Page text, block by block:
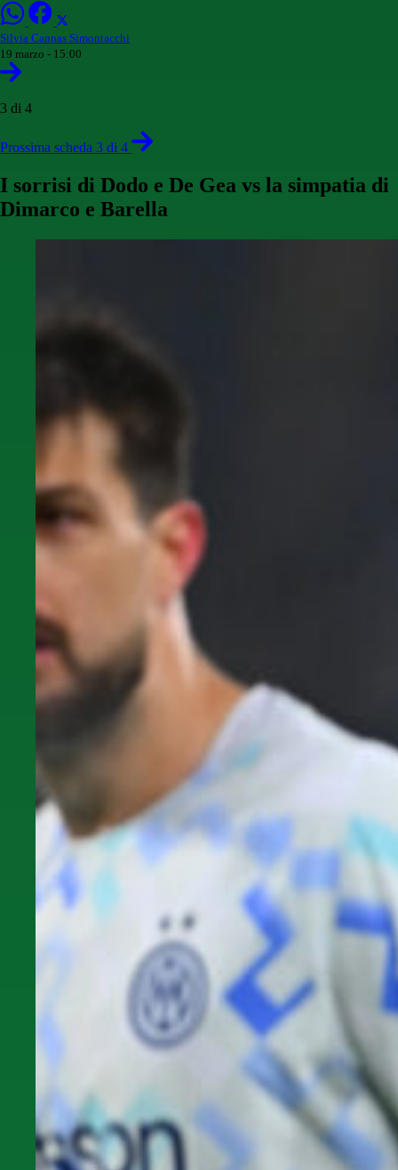
Silvia Cannas Simontacchi
19 marzo - 15:00
3 di 4
Prossima scheda 3 di 4
I sorrisi di Dodo e De Gea vs la simpatia di
Dimarco e Barella